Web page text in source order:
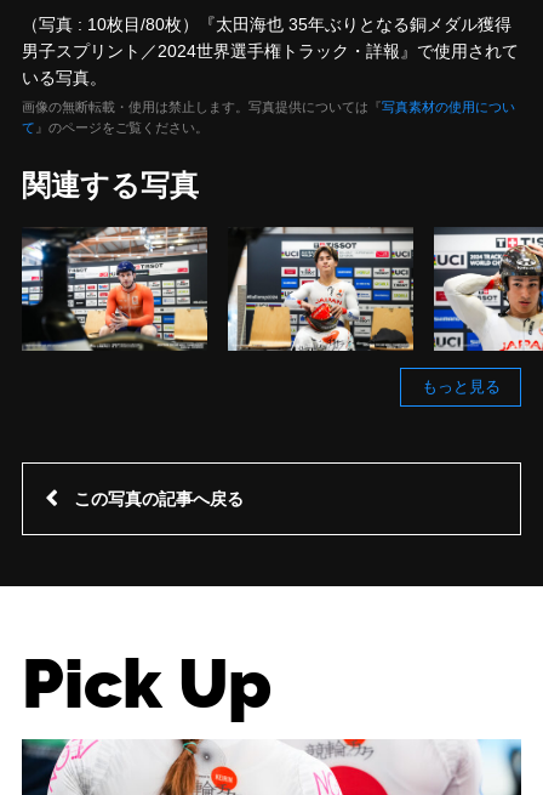
（写真 : 10枚目/80枚）『太田海也 35年ぶりとなる銅メダル獲得
男子スプリント／2024世界選手権トラック・詳報』で使用されて
いる写真。
画像の無断転載・使用は禁止します。写真提供については『写真素材の使用につい
て 』のページをご覧ください。
関連する写真
もっと見る
この写真の記事へ戻る
Pick Up